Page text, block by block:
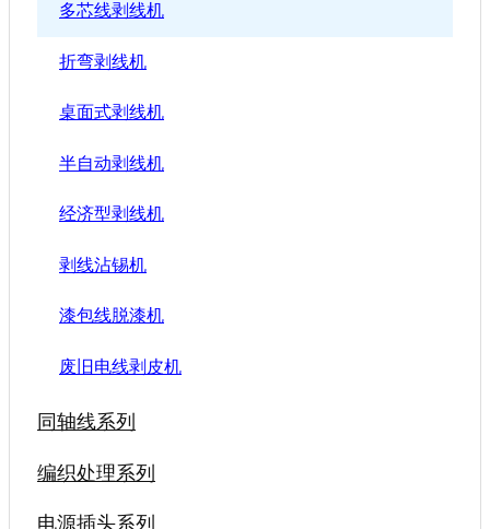
多芯线剥线机
折弯剥线机
桌面式剥线机
半自动剥线机
经济型剥线机
剥线沾锡机
漆包线脱漆机
废旧电线剥皮机
同轴线系列
编织处理系列
电源插头系列